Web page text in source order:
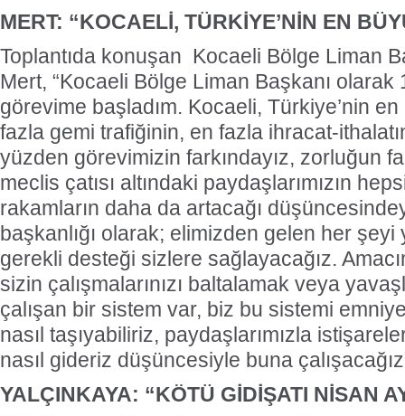
MERT: “KOCAELİ, TÜRKİYE’NİN EN
Toplantıda konuşan Kocaeli Bölge Liman
Mert, “Kocaeli Bölge Liman Başkanı
görevime başladım. Kocaeli, Türkiye’nin
fazla gemi trafiğinin, en fazla ihracat-
yüzden görevimizin farkındayız, zorluğun
meclis çatısı altındaki paydaşlarımızın
rakamların daha da artacağı
başkanlığı olarak; elimizden gelen her şeyi
gerekli desteği sizlere sağlayacağız.
sizin çalışmalarınızı baltalamak veya
çalışan bir sistem var, biz bu sistemi
nasıl taşıyabiliriz, paydaşlarımızla
nasıl gideriz düşüncesiyle buna
YALÇINKAYA: “KÖTÜ GİDİŞATI NİSAN